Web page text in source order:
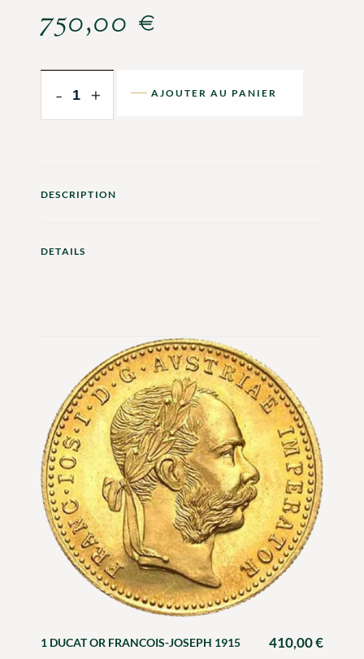
750,00 €
- + AJOUTER AU PANIER
DESCRIPTION
DETAILS
1 DUCAT OR FRANCOIS-JOSEPH 1915 410,00€